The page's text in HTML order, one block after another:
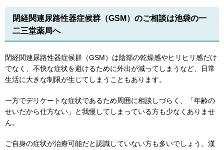
閉経関連尿路性器症候群（GSM）のご相談は池袋の一
二三堂薬局へ
閉経関連尿路性器症候群（GSM）は陰部の乾燥感やヒリヒリ感だけ
でなく、不快な症状を避けるために外出が減ってしまうなど、日常
生活に大きな制限が生じてしまうこともあります。
一方でデリケートな症状であるため周囲に相談しづらく、「年齢の
せいだから仕方ない」と我慢してしまっている方も少なくありませ
ん。
ご自身の症状が治療可能だと認識していない方も多いでしょう。漢